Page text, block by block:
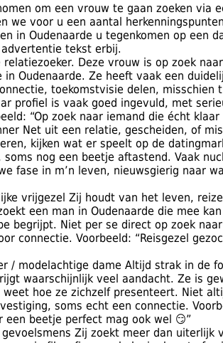
om een vrouw te gaan zoeken via
we voor u een aantal
in Oudenaarde u tegenkomen op een
tekst erbij.
relatiezoeker. Deze vrouw is op zoek
in Oudenaarde. Ze heeft vaak een
toekomstvisie delen, misschien
profiel is vaak goed ingevuld, met
“Op zoek naar iemand die écht
Net uit een relatie, gescheiden, of
kijken wat er speelt op de
soms nog een beetje aftastend. Vaak
fase in m’n leven, nieuwsgierig naar
vrijgezel Zij houdt van het leven,
een man in Oudenaarde die mee
begrijpt. Niet per se direct op zoek
connectie. Voorbeeld: “Reisgezel
/ modelachtige dame Altijd strak in de
waarschijnlijk veel aandacht. Ze is
weet hoe ze zichzelf presenteert. Niet
soms echt een connectie.
een beetje perfect mag ook wel 😏”
gevoelsmens Zij zoekt meer dan uiterlijk